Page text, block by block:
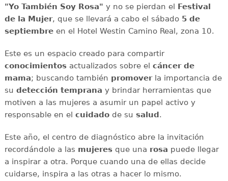
"Yo También Soy Rosa" y no se pierdan el Festival
de la Mujer, que se llevará a cabo el sábado5 de
septiembreen el Hotel Westin Camino Real, zona 10.
Este es un espacio creado para compartir
conocimientosactualizados sobre el cáncer de
mama; buscando también promoverla importancia de
su detección temprana y brindar herramientas que
motiven a las mujeres a asumir un papel activo y
responsable en el cuidadode su salud.
Este año, el centro de diagnóstico abre la invitación
recordándole a las mujeresque una rosa puede llegar
a inspirar a otra. Porque cuando una de ellas decide
cuidarse, inspira a las otras a hacer lo mismo.